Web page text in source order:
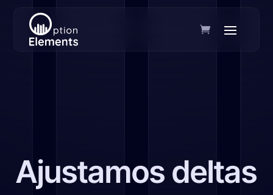
Ajustamos deltas